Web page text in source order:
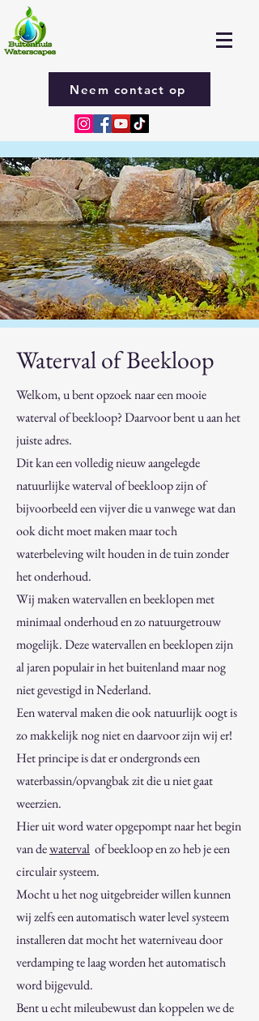
Neem contact op
Waterval of Beekloop
Welkom, u bent opzoek naar een mooie
waterval of beekloop? Daarvoor bent u aan het
juiste adres.
Dit kan een volledig nieuw aangelegde
natuurlijke waterval of beekloop zijn of
bijvoorbeeld een vijver die u vanwege wat dan
ook dicht moet maken maar toch
waterbeleving wilt houden in de tuin zonder
het onderhoud.
Wij maken watervallen en beeklopen met
minimaal onderhoud en zo natuurgetrouw
mogelijk. Deze watervallen en beeklopen zijn
al jaren populair in het buitenland maar nog
niet gevestigd in Nederland.
Een waterval maken die ook natuurlijk oogt is
zo makkelijk nog niet en daarvoor zijn wij er!
Het principe is dat er ondergronds een
waterbassin/opvangbak zit die u niet gaat
weerzien.
Hier uit word water opgepompt naar het begin
van dewaterval of beekloop en zo heb je een
circulair systeem.
Mocht u het nog uitgebreider willen kunnen
wij zelfs een automatisch water level systeem
installeren dat mocht het waterniveau door
verdamping te laag worden het automatisch
word bijgevuld.
Bent u echt mileubewust dan koppelen we de